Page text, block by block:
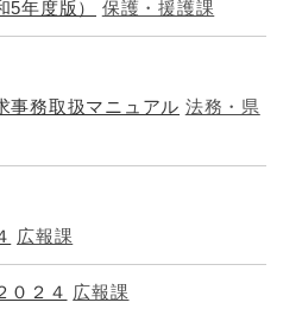
年度版） 保護・援護課
事務取扱マニュアル 法務・県
広報課
０２４ 広報課